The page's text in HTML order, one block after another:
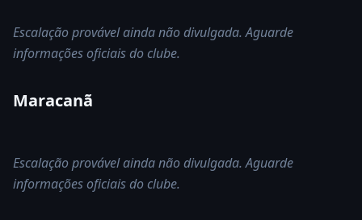
Escalação provável ainda não divulgada. Aguarde
informações oficiais do clube.
Maracanã
Escalação provável ainda não divulgada. Aguarde
informações oficiais do clube.